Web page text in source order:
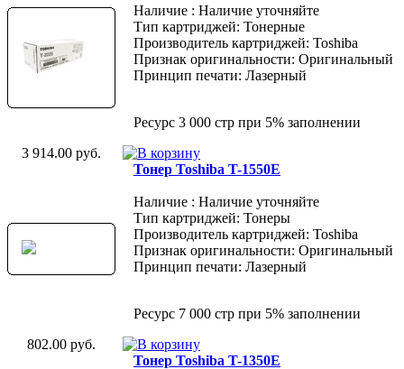
Наличие : Наличие уточняйте
Тип картриджей: Тонерные
Производитель картриджей: Toshiba
Признак оригинальности: Оригинальный
Принцип печати: Лазерный
Ресурс 3 000 стр при 5% заполнении
3 914.00 руб.
Тонер Toshiba T-1550E
Наличие : Наличие уточняйте
Тип картриджей: Тонеры
Производитель картриджей: Toshiba
Признак оригинальности: Оригинальный
Принцип печати: Лазерный
Ресурс 7 000 стр при 5% заполнении
802.00 руб.
Тонер Toshiba T-1350E